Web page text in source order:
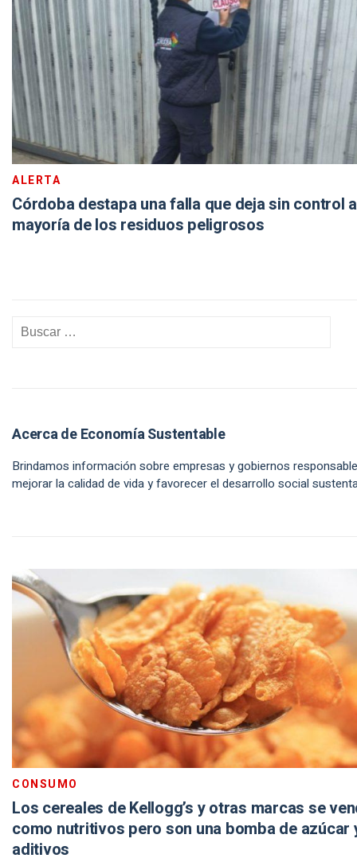
ALERTA
Córdoba destapa una falla que deja sin control
mayoría de los residuos peligrosos
Acerca de Economía Sustentable
Brindamos información sobre empresas y gobiernos
mejorar la calidad de vida y favorecer el desarrollo social
CONSUMO
Los cereales de Kellogg’s y otras marcas se
como nutritivos pero son una bomba de azúcar
aditivos